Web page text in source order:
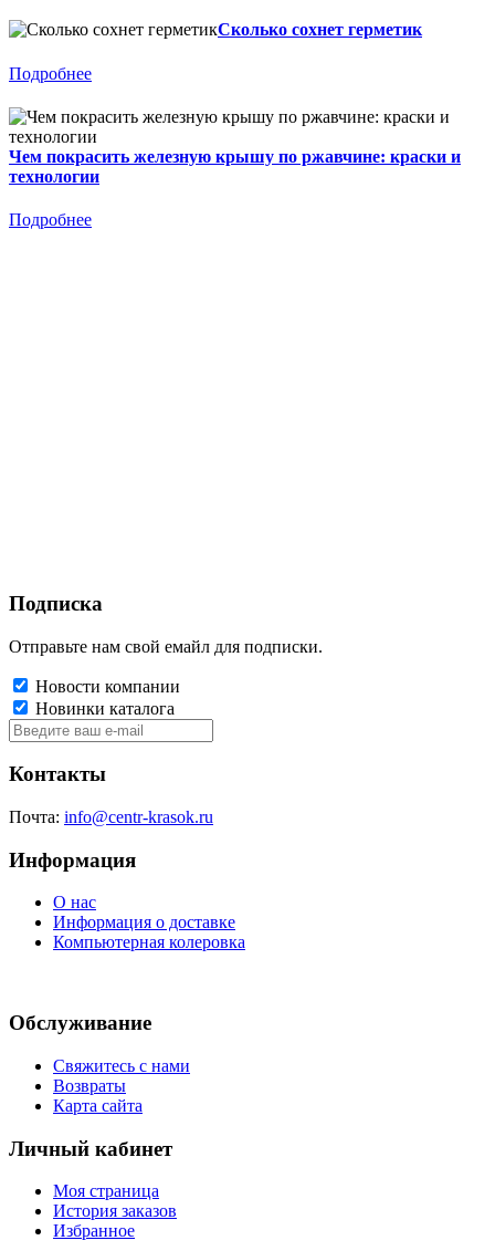
Сколько сохнет герметик
Подробнее
Чем покрасить железную крышу по ржавчине: краски и
технологии
Подробнее
Подписка
Отправьте нам свой емайл для подписки.
Новости компании
Новинки каталога
Контакты
Почта: info@centr-krasok.ru
Информация
О нас
Информация о доставке
Компьютерная колеровка
Обслуживание
Свяжитесь с нами
Возвраты
Карта сайта
Личный кабинет
Моя страница
История заказов
Избранное